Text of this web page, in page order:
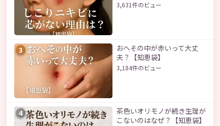
3,631件のビュー
3
おへその中が赤いって大丈
夫？【知恵袋】
3,184件のビュー
4
茶色いオリモノが続き生理が
こないのはなぜ？【知恵袋】